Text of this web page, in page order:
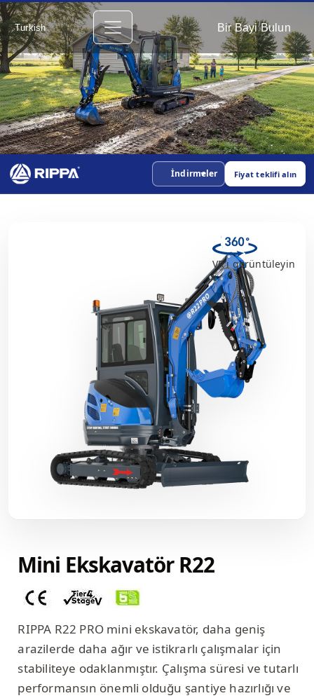
Turkish Bir Bayi Bulun
İndirmeler Fiyat teklifi alın
VR'ı görüntüleyin
Mini Ekskavatör R22
RIPPA R22 PRO mini ekskavatör, daha geniş
arazilerde daha ağır ve istikrarlı çalışmalar için
stabiliteye odaklanmıştır. Çalışma süresi ve tutarlı
performansın önemli olduğu şantiye hazırlığı ve